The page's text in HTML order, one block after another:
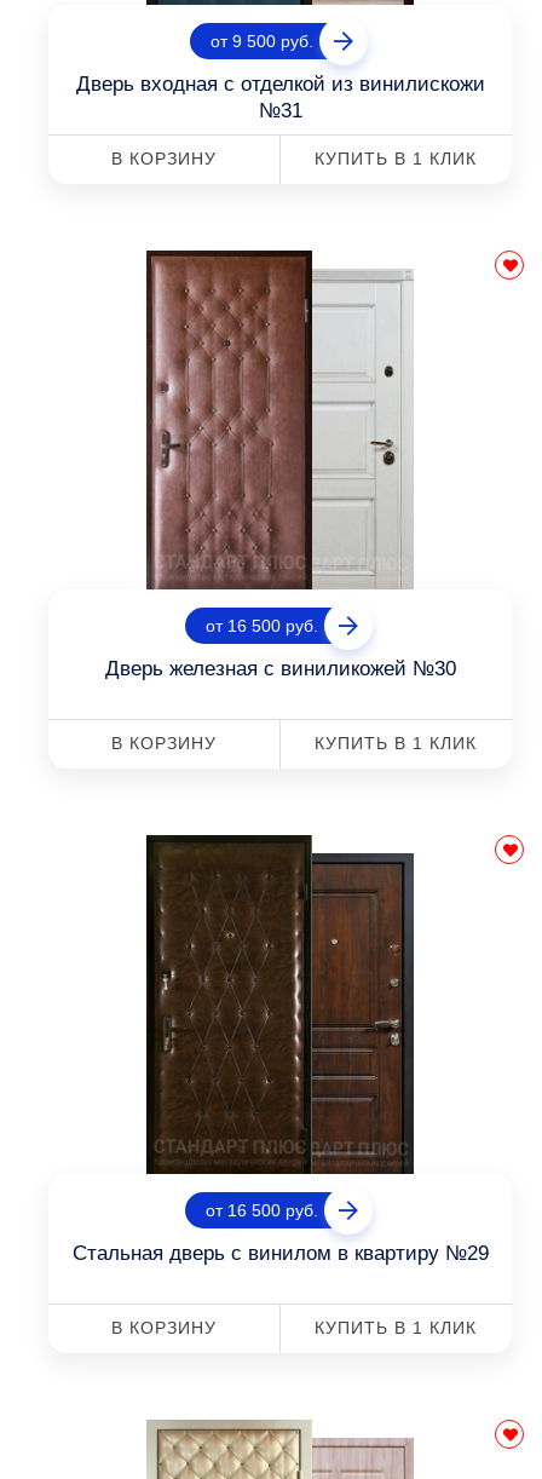
от 9 500 руб.
Дверь входная с отделкой из винилискожи
№31
В КОРЗИНУ КУПИТЬ В 1 КЛИК
от 16 500 руб.
Дверь железная с виниликожей №30
В КОРЗИНУ КУПИТЬ В 1 КЛИК
от 16 500 руб.
Стальная дверь с винилом в квартиру №29
В КОРЗИНУ КУПИТЬ В 1 КЛИК